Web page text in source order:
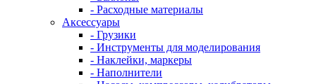
- Расходные материалы
Аксессуары
- Грузики
- Инструменты для моделирования
- Наклейки, маркеры
- Наполнители